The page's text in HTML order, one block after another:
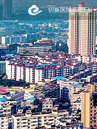
切换区域和部门